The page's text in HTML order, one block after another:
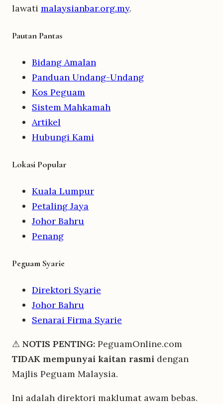
lawati malaysianbar.org.my.
Pautan Pantas
Bidang Amalan
Panduan Undang-Undang
Kos Peguam
Sistem Mahkamah
Artikel
Hubungi Kami
Lokasi Popular
Kuala Lumpur
Petaling Jaya
Johor Bahru
Penang
Peguam Syarie
Direktori Syarie
Johor Bahru
Senarai Firma Syarie
⚠ NOTIS PENTING: PeguamOnline.com
TIDAK mempunyai kaitan rasmi dengan
Majlis Peguam Malaysia.
Ini adalah direktori maklumat awam bebas.